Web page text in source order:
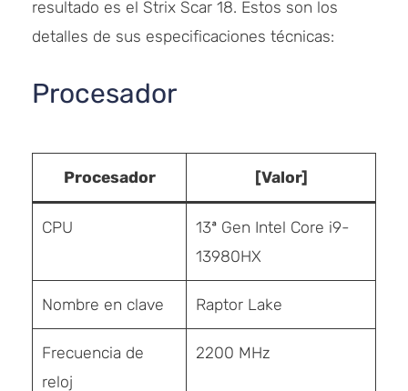
resultado es el Strix Scar 18. Estos son los
detalles de sus especificaciones técnicas:
Procesador
Procesador [Valor]
CPU
13ª Gen Intel Core i9-
13980HX
Nombre en clave Raptor Lake
Frecuencia de
reloj
2200 MHz